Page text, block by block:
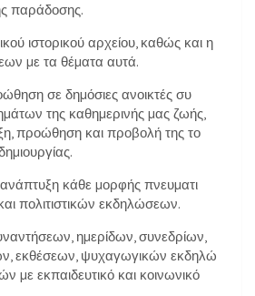
παράδοσης.
ιστορικού αρχείου, καθώς και η
µε τα θέµατα αυτά.
σε δηµόσιες ανοικτές συ
της καθηµερινής µας ζωής,
προώθηση και προβολή της το
ανάπτυξη κάθε µορφής πνευµατι
πολιτιστικών εκδηλώσεων.
ηµερίδων, συνεδρίων,
εκθέσεων, ψυχαγωγικών εκδηλώ
µε εκπαιδευτικό και κοινωνικό